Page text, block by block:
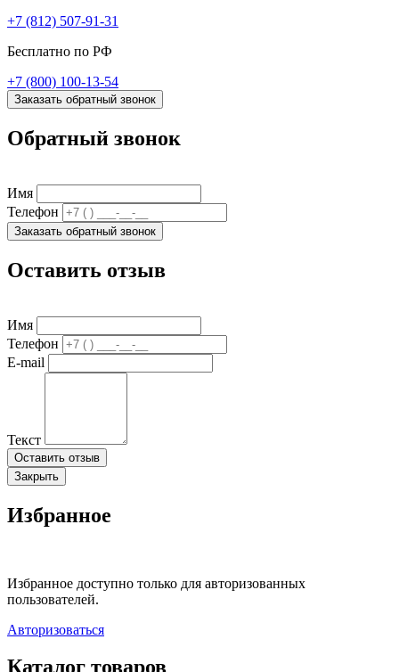
+7 (812) 507-91-31
Бесплатно по РФ
+7 (800) 100-13-54
Заказать обратный звонок
Обратный звонок
Имя
Телефон
Заказать обратный звонок
Оставить отзыв
Имя
Телефон
E-mail
Текст
Оставить отзыв
Закрыть
Избранное
Избранное доступно только для авторизованных
пользователей.
Авторизоваться
Каталог товаров